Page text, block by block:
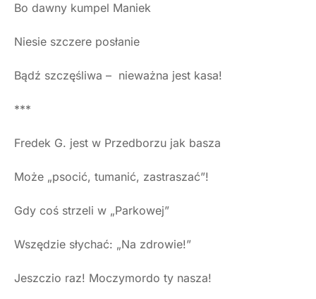
Bo dawny kumpel Maniek
Niesie szczere posłanie
Bądź szczęśliwa – nieważna jest kasa!
***
Fredek G. jest w Przedborzu jak basza
Może „psocić, tumanić, zastraszać”!
Gdy coś strzeli w „Parkowej”
Wszędzie słychać: „Na zdrowie!”
Jeszczio raz! Moczymordo ty nasza!